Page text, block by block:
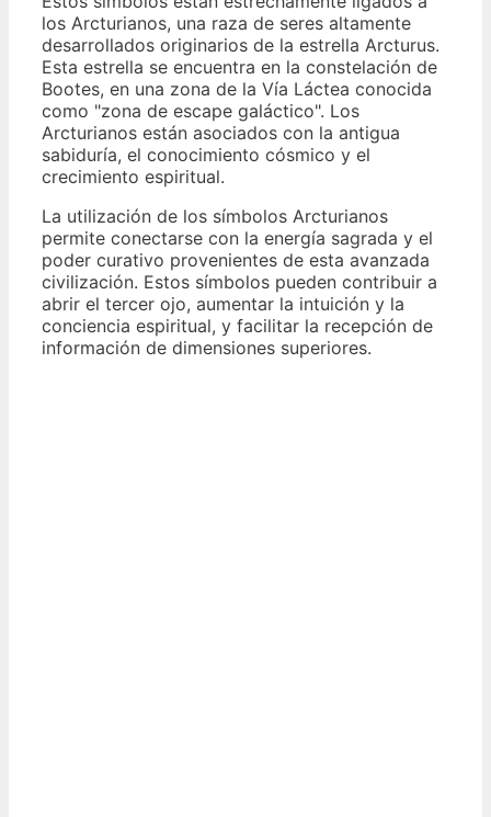
los Arcturianos, una raza de seres altamente
desarrollados originarios de la estrella Arcturus.
Esta estrella se encuentra en la constelación de
Bootes, en una zona de la Vía Láctea conocida
como "zona de escape galáctico". Los
Arcturianos están asociados con la antigua
sabiduría, el conocimiento cósmico y el
crecimiento espiritual.
La utilización de los símbolos Arcturianos
permite conectarse con la energía sagrada y el
poder curativo provenientes de esta avanzada
civilización. Estos símbolos pueden contribuir a
abrir el tercer ojo, aumentar la intuición y la
conciencia espiritual, y facilitar la recepción de
información de dimensiones superiores.